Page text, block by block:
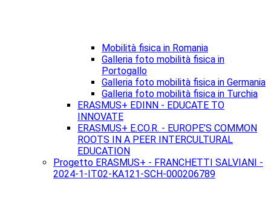
Mobilità fisica in Romania
Galleria foto mobilità fisica in
Portogallo
Galleria foto mobilità fisica in Germania
Galleria foto mobilità fisica in Turchia
ERASMUS+ EDINN - EDUCATE TO
INNOVATE
ERASMUS+ E.CO.R. - EUROPE’S COMMON
ROOTS IN A PEER INTERCULTURAL
EDUCATION
Progetto ERASMUS+ - FRANCHETTI SALVIANI -
2024-1-IT02-KA121-SCH-000206789